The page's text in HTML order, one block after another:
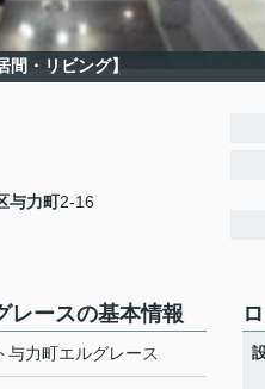
間・リビング】
与力町2-16
レースの基本情報
与力町エルグレース